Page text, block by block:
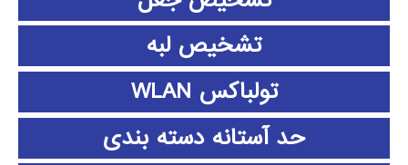
تشخیص لبه
تولباکس WLAN
حد آستانه دسته بندی